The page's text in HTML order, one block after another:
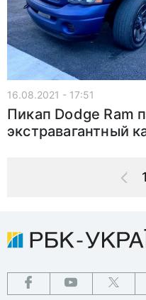
16.08.2021 - 17:51
Пикап Dodge Ram
экстравагантный